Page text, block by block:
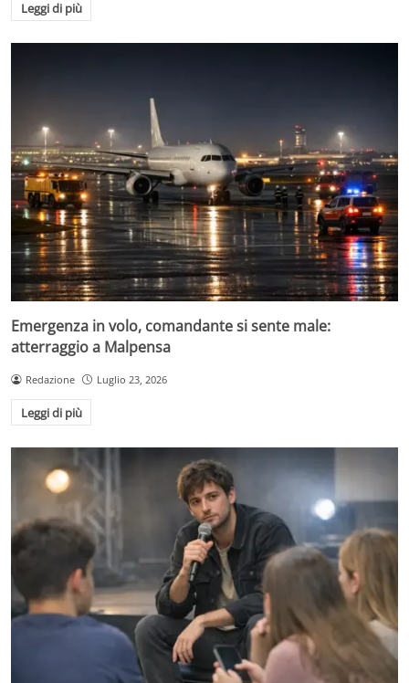
Leggi di più
Emergenza in volo, comandante si sente male:
atterraggio a Malpensa
Redazione Luglio 23, 2026
Leggi di più